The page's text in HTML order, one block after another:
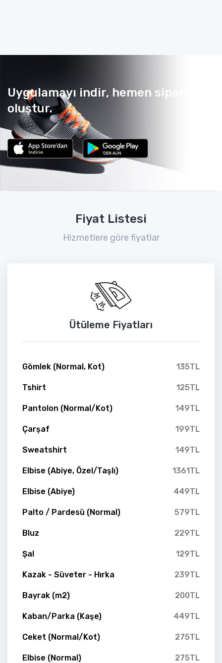
Uygulamayı indir, hemen sipariş
oluştur.
Fiyat Listesi
Hizmetlere göre fiyatlar
Ütüleme Fiyatları
Gömlek (Normal, Kot) 135TL
Tshirt 125TL
Pantolon (Normal/Kot) 149TL
Çarşaf 199TL
Sweatshirt 149TL
Elbise (Abiye, Özel/Taşlı) 1361TL
Elbise (Abiye) 449TL
Palto / Pardesü (Normal) 579TL
Bluz 229TL
Şal 129TL
Kazak - Süveter - Hırka 239TL
Bayrak (m2) 200TL
Kaban/Parka (Kaşe) 449TL
Ceket (Normal/Kot) 275TL
Elbise (Normal) 275TL